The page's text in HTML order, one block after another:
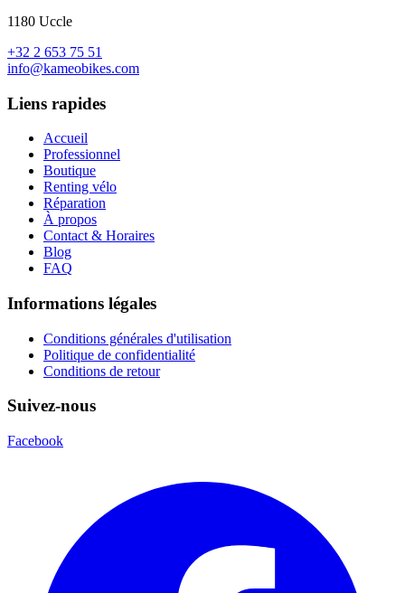
1180 Uccle
+32 2 653 75 51
info@kameobikes.com
Liens rapides
Accueil
Professionnel
Boutique
Renting vélo
Réparation
À propos
Contact & Horaires
Blog
FAQ
Informations légales
Conditions générales d'utilisation
Politique de confidentialité
Conditions de retour
Suivez-nous
Facebook